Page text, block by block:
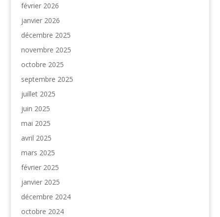
février 2026
janvier 2026
décembre 2025
novembre 2025
octobre 2025
septembre 2025
juillet 2025
juin 2025
mai 2025
avril 2025
mars 2025
février 2025
janvier 2025
décembre 2024
octobre 2024